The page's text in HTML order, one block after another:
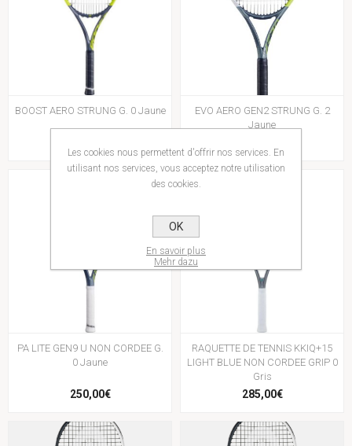
BOOST AERO STRUNG G. 0 Jaune
EVO AERO GEN2 STRUNG G. 2
Jaune
PA LITE GEN9 U NON CORDEE G.
0 Jaune
250,00€
RAQUETTE DE TENNIS KKIQ+15
LIGHT BLUE NON CORDEE GRIP 0
Gris
285,00€
Les cookies nous permettent d'offrir nos services. En
utilisant nos services, vous acceptez notre utilisation
des cookies.
OK
En savoir plus
Mehr dazu